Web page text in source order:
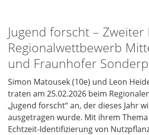
Jugend forscht – Zweiter
Regionalwettbewerb
und Fraunhofer
Simon Matousek (10e) und Leon
traten am 25.02.2026 beim
„Jugend forscht“ an, der dieses Jahr
ausgetragen wurde. Mit ihrem Thema
Echtzeit-Identifizierung von